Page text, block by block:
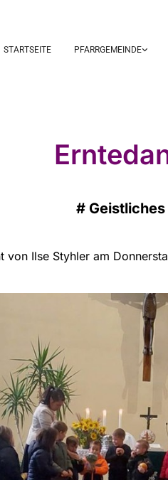
STARTSEITE PFARRGEMEINDE
# Geistliches
von Ilse Styhler am